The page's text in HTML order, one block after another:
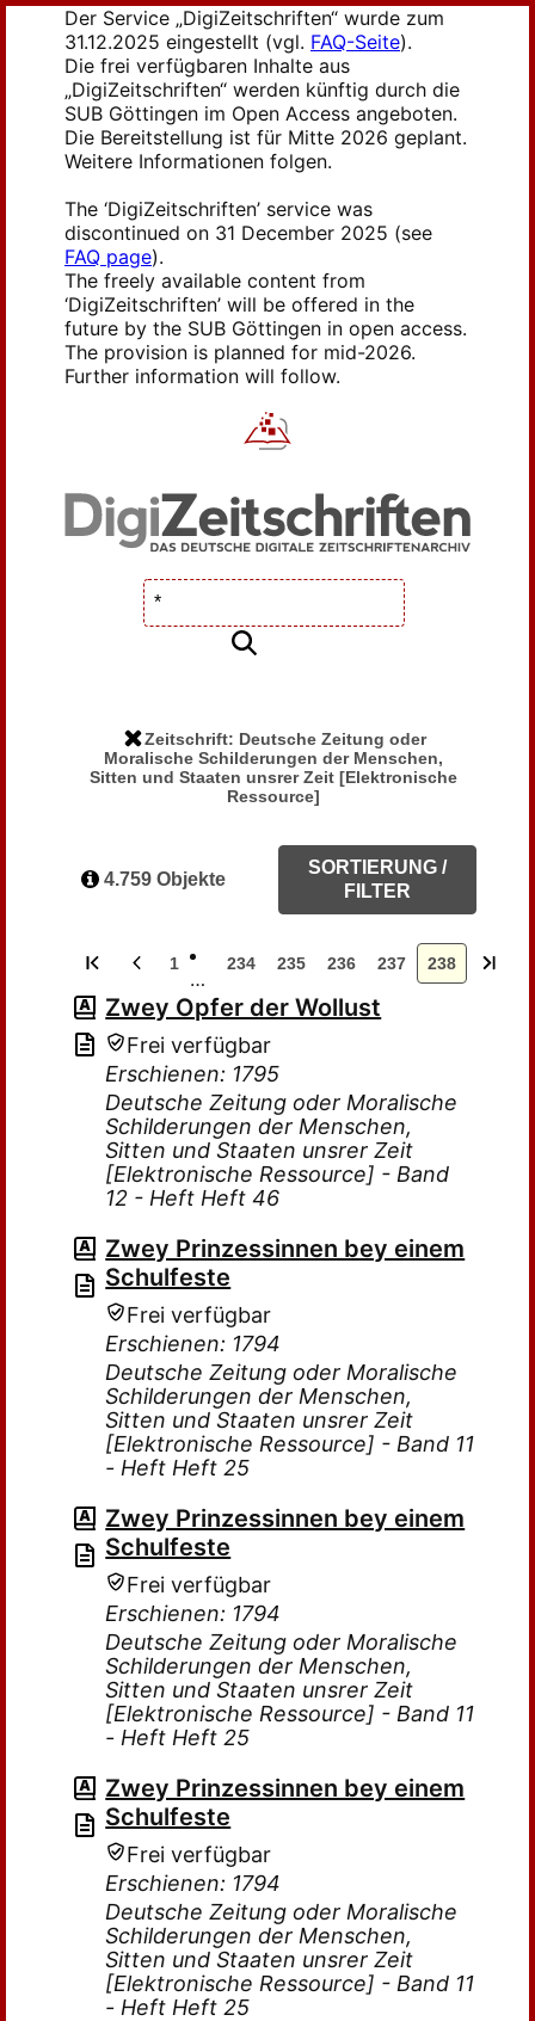
Der Service „DigiZeitschriften“ wurde zum
31.12.2025 eingestellt (vgl. FAQ-Seite).
Die frei verfügbaren Inhalte aus
„DigiZeitschriften“ werden künftig durch die
SUB Göttingen im Open Access angeboten.
Die Bereitstellung ist für Mitte 2026 geplant.
Weitere Informationen folgen.
The ‘DigiZeitschriften’ service was
discontinued on 31 December 2025 (see
FAQ page).
The freely available content from
‘DigiZeitschriften’ will be offered in the
future by the SUB Göttingen in open access.
The provision is planned for mid-2026.
Further information will follow.
Zeitschrift: Deutsche Zeitung oder
Moralische Schilderungen der Menschen,
Sitten und Staaten unsrer Zeit [Elektronische
Ressource]
4.759 Objekte
SORTIERUNG /
FILTER
1
…
234 235 236 237 238
Zwey Opfer der Wollust
Frei verfügbar
Erschienen: 1795
Deutsche Zeitung oder Moralische
Schilderungen der Menschen,
Sitten und Staaten unsrer Zeit
[Elektronische Ressource] - Band
12 - Heft Heft 46
Zwey Prinzessinnen bey einem
Schulfeste
Frei verfügbar
Erschienen: 1794
Deutsche Zeitung oder Moralische
Schilderungen der Menschen,
Sitten und Staaten unsrer Zeit
[Elektronische Ressource] - Band 11
- Heft Heft 25
Zwey Prinzessinnen bey einem
Schulfeste
Frei verfügbar
Erschienen: 1794
Deutsche Zeitung oder Moralische
Schilderungen der Menschen,
Sitten und Staaten unsrer Zeit
[Elektronische Ressource] - Band 11
- Heft Heft 25
Zwey Prinzessinnen bey einem
Schulfeste
Frei verfügbar
Erschienen: 1794
Deutsche Zeitung oder Moralische
Schilderungen der Menschen,
Sitten und Staaten unsrer Zeit
[Elektronische Ressource] - Band 11
- Heft Heft 25